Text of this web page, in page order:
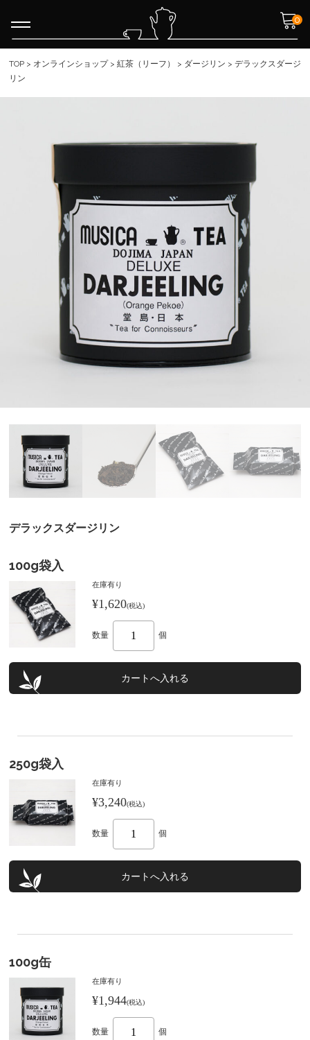
0
TOP > オンラインショップ> 紅茶（リーフ） > ダージリン > デラックスダージ
リン
デラックスダージリン
100g袋入
在庫有り
¥1,620(税込)
数量 個
250g袋入
在庫有り
¥3,240(税込)
数量 個
100g缶
在庫有り
¥1,944(税込)
数量 個